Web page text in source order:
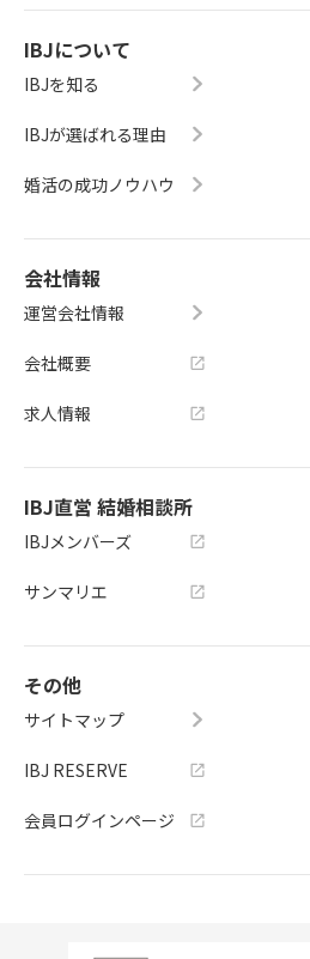
IBJについて
IBJを知る
IBJが選ばれる理由
婚活の成功ノウハウ
会社情報
運営会社情報
会社概要
求人情報
IBJ直営 結婚相談所
IBJメンバーズ
サンマリエ
その他
サイトマップ
IBJ RESERVE
会員ログインページ